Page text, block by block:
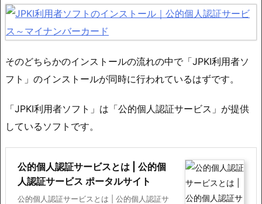
そのどちらかのインストールの流れの中で「JPKI利用者ソ
フト」のインストールが同時に行われているはずです。
「JPKI利用者ソフト」は「公的個人認証サービス」が提供
しているソフトです。
公的個人認証サービスとは | 公的個
人認証サービス ポータルサイト
公的個人認証サービスとは | 公的個人認証サ